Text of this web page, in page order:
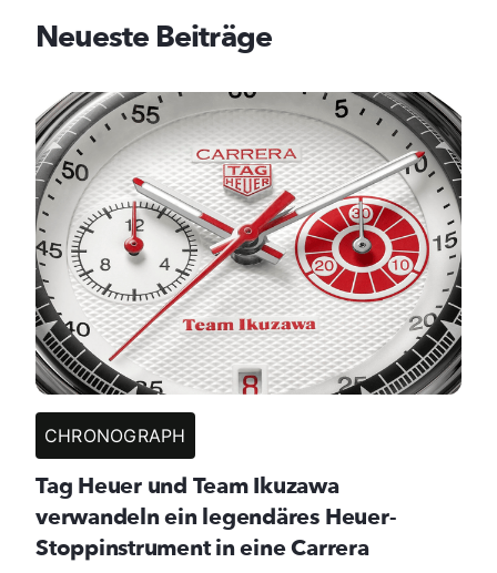
Neueste Beiträge
CHRONOGRAPH
Tag Heuer und Team Ikuzawa
verwandeln ein legendäres Heuer-
Stoppinstrument in eine Carrera